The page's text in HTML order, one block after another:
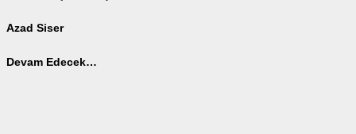
Azad Siser
Devam Edecek…